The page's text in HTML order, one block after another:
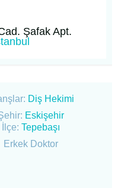
Şafak Apt.
Diş Hekimi
Eskişehir
İlçe:Tepebaşı
Erkek Doktor